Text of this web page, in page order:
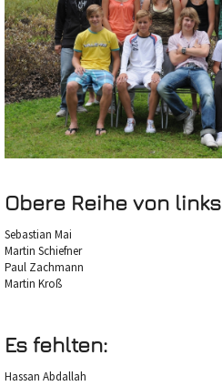
Obere Reihe von links
Sebastian Mai
Martin Schiefner
Paul Zachmann
Martin Kroß
Es fehlten:
Hassan Abdallah